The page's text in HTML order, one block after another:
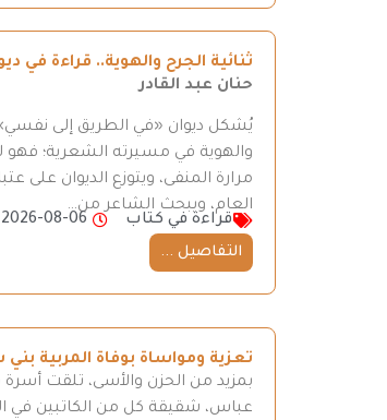
ثنائية الجرح والهوية.. قراءة
حنان عبد القادر
يُشكل ديوان «في الطريق إلى
والهوية في مسيرته الشعرية؛ فهو
مرارة المنفى، ويتوزع الديوان
العام، ويبحث الشاعر من…
قراءة في كتاب
2026-08-06
التفاصيل ...
تعزية ومواساة بوفاة المربية
بمزيد من الحزن والأسى، تلقت أسرة
عباس، شقيقة كل من الكاتبين في